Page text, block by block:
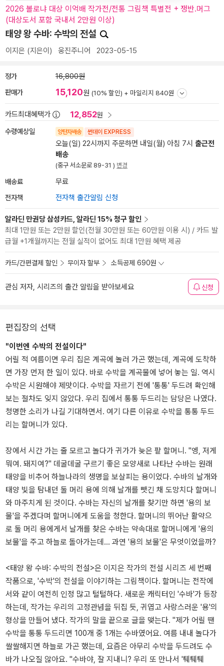
2026 볼로냐 대상 이억배 작가전/전통 그림책 특별전 + 쟁반.머그
(대상도서 포함 국내서 2만원 이상)
태양 왕 수바: 수박의 전설
이지은 (지은이) 웅진주니어 2023-05-15
정가 16,800원
판매가 15,120원 (10% 할인) + 마일리지 840원
카드최대혜택가 12,852원
수령예상일 양탄자배송 썬데이 EXPRESS
오늘(일) 22시까지 주문하면 내일(월) 아침 7시 출근전
배송
(중구 서소문로 89-31 ) 변경
배송료 무료
전자책 전자책 출간알림 신청
알라딘 만권당 삼성카드, 알라딘 15% 청구 할인
최대 1만원 또는 2만원 할인(전월 30만원 또는 60만원 이용 시) / 카드 발
급월 +1개월까지는 전월 실적이 없어도 최대 1만원 혜택 제공
카드/간편결제 할인 무이자 할부 소득공제 690원
관심 저자, 시리즈의 출간 알림을 받아보세요 신청
편집장의 선택
"이번엔 수박의 전설이다"
어릴 적 여름이면 우리 집은 계곡에 놀러 가곤 했는데, 계곡에 도착하
면 가장 먼저 한 일이 있다. 바로 수박을 계곡물에 넣어 놓는 일. 역시
수박은 시원해야 제맛이다. 수박을 자르기 전에 '통통' 두드려 확인해
보는 절차도 잊지 않았다. 우리 집에서 통통 두드리는 담당은 나였다.
청명한 소리가 나길 기대하면서. 여기 다른 이유로 수박을 통통 두드
리는 할머니가 있다.
장에서 시간 가는 줄 모르고 놀다가 귀가가 늦은 팥 할머니. "엥, 저게
뭐여. 돼지여?" 데굴데굴 구르기 좋은 모양새로 나타난 수바는 원래
태양을 비추어 하늘나라의 생명을 보살피는 용이었다. 수바의 날개와
태양 빛을 탐내던 둘 머리 용에 의해 날개를 뺏긴 채 도망치다 할머니
와 마주치게 된 것이다. 수바는 자신의 날개를 찾기만 하면 '용의 보
물'을 주겠다며 할머니에게 도움을 청한다. 할머니의 뛰어난 활약으
로 둘 머리 용에게서 날개를 찾은 수바는 약속대로 할머니에게 '용의
보물'을 주고 하늘로 돌아가는데... 과연 '용의 보물'은 무엇이었을까?
<태양 왕 수바: 수박의 전설>은 이지은 작가의 전설 시리즈 세 번째
작품으로, '수박'의 전설을 이야기하는 그림책이다. 할머니는 전작에
서와 같이 여전히 인정 많고 털털하다. 새로운 캐릭터인 '수바'가 등장
하는데, 작가는 우리의 고정관념을 뒤집 듯, 귀엽고 사랑스러운 '용'의
형상을 만들어 냈다. 작가의 말을 끝으로 글을 맺는다. "제가 어릴 땐
수박을 통통 두드리면 100개 중 1개는 수바였어요. 여름 내내 놀다가
쌀쌀해지면 하늘로 가곤 했는데, 요즘은 아무리 수박을 두드려도 수
바가 나오질 않아요. "수바야, 잘 지내니? 우리 또 만나서 '퉤퉤퉤